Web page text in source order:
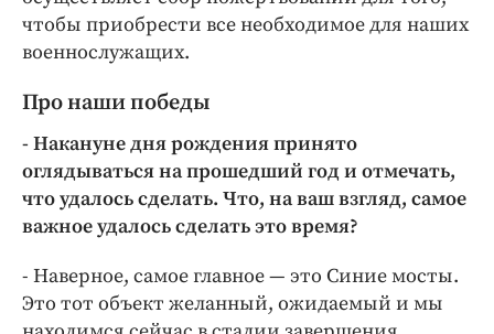
чтобы приобрести все необходимое для наших
военнослужащих.
Про наши победы
- Накануне дня рождения принято
оглядываться на прошедший год и отмечать,
что удалось сделать. Что, на ваш взгляд, самое
важное удалось сделать это время?
- Наверное, самое главное — это Синие мосты.
Это тот объект желанный, ожидаемый и мы